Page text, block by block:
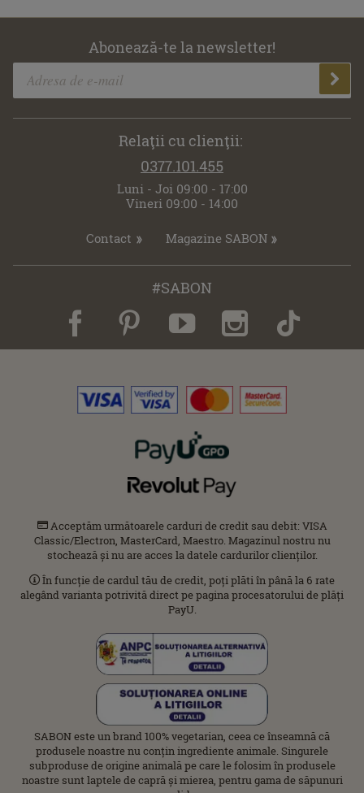
Abonează-te la newsletter!
Relaţii cu clienţii:
0377.101.455
Luni - Joi 09:00 - 17:00
Vineri 09:00 - 14:00
Contact Magazine SABON
#SABON
Acceptăm următoarele carduri de credit sau debit: VISA
Classic/Electron, MasterCard, Maestro. Magazinul nostru nu
stochează și nu are acces la datele cardurilor clienților.
În funcție de cardul tău de credit, poți plăti în până la 6 rate
alegând varianta potrivită direct pe pagina procesatorului de plăți
PayU.
SABON este un brand 100% vegetarian, ceea ce înseamnă că
produsele noastre nu conțin ingrediente animale. Singurele
subproduse de origine animală pe care le folosim în produsele
noastre sunt laptele de capră și mierea, pentru gama de săpunuri